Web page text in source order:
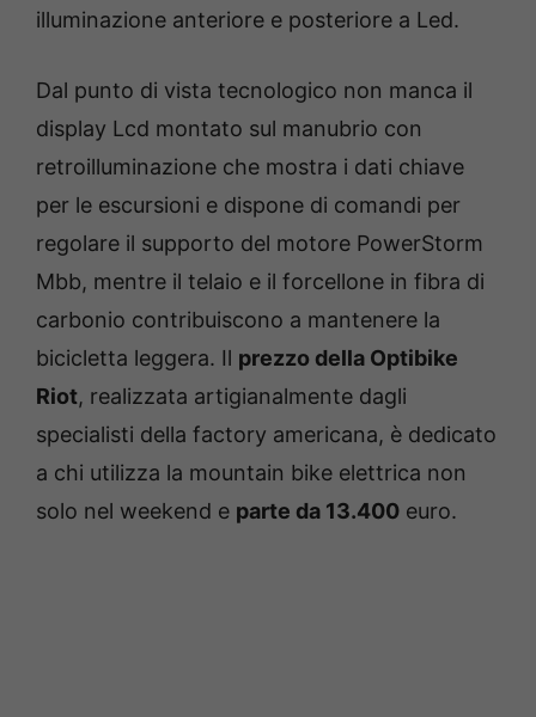
illuminazione anteriore e posteriore a Led.
Dal punto di vista tecnologico non manca il
display Lcd montato sul manubrio con
retroilluminazione che mostra i dati chiave
per le escursioni e dispone di comandi per
regolare il supporto del motore PowerStorm
Mbb, mentre il telaio e il forcellone in fibra di
carbonio contribuiscono a mantenere la
bicicletta leggera. Il prezzo della Optibike
Riot, realizzata artigianalmente dagli
specialisti della factory americana, è dedicato
a chi utilizza la mountain bike elettrica non
solo nel weekend e parte da 13.400 euro.